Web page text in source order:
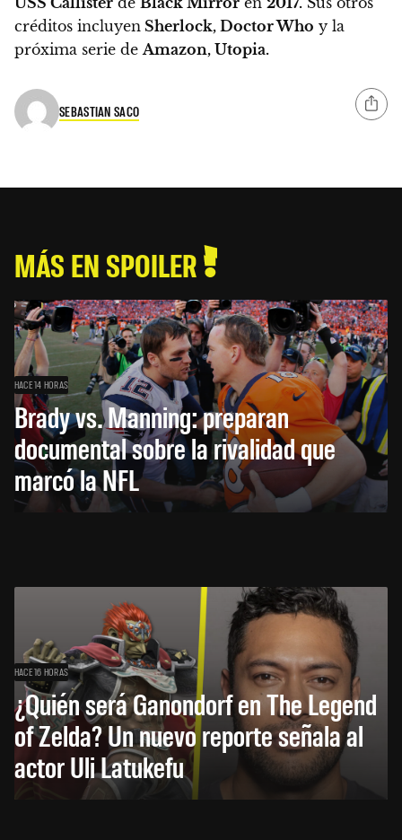
créditos incluyen Sherlock, Doctor Who y la
próxima serie deAmazon, Utopia.
SEBASTIAN SACO
MÁS EN SPOILER
HACE 14 HORAS
Brady vs. Manning: preparan
documental sobre la rivalidad que
marcó la NFL
HACE 16 HORAS
¿Quién será Ganondorf en The Legend
of Zelda? Un nuevo reporte señala al
actor Uli Latukefu